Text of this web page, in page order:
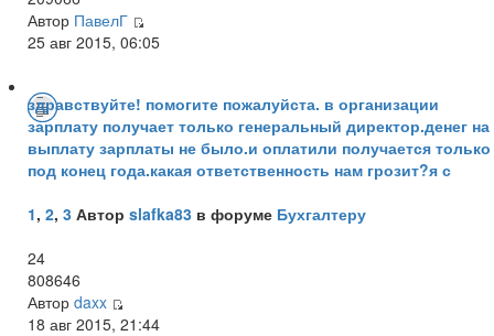
Автор ПавелГ
25 авг 2015, 06:05
здравствуйте! помогите пожалуйста. в организации
зарплату получает только генеральный директор.денег на
выплату зарплаты не было.и оплатили получается только
под конец года.какая ответственность нам грозит?я с
1, 2, 3 Автор slafka83 в форуме Бухгалтеру
24
808646
Автор daxx
18 авг 2015, 21:44